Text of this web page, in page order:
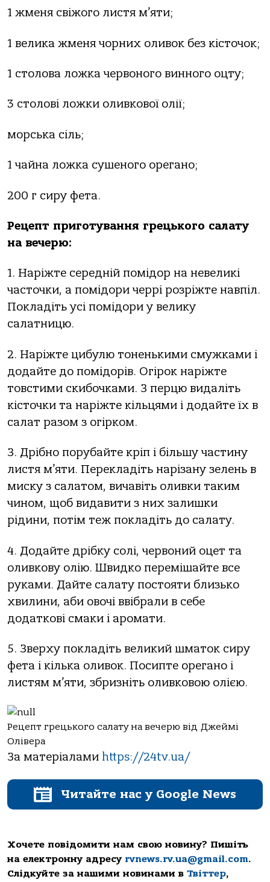
1 жменя свіжого листя м’яти;
1 велика жменя чорних оливок без кісточок;
1 столова ложка червоного винного оцту;
3 столові ложки оливкової олії;
морська сіль;
1 чайна ложка сушеного орегано;
200 г сиру фета.
Рецепт приготування грецького салату
на вечерю:
1. Наріжте середній помідор на невеликі
часточки, а помідори черрі розріжте навпіл.
Покладіть усі помідори у велику
салатницю.
2. Наріжте цибулю тоненькими смужками і
додайте до помідорів. Огірок наріжте
товстими скибочками. З перцю видаліть
кісточки та наріжте кільцями і додайте їх в
салат разом з огірком.
З. Дрібно порубайте кріп і більшу частину
листя м’яти. Перекладіть нарізану зелень в
миску з салатом, вичавіть оливки таким
чином, щоб видавити з них залишки
рідини, потім теж покладіть до салату.
4. Додайте дрібку солі, червоний оцет та
оливкову олію. Швидко перемішайте все
руками. Дайте салату постояти близько
хвилини, аби овочі ввібрали в себе
додаткові смаки і аромати.
5. Зверху покладіть великий шматок сиру
фета і кілька оливок. Посипте орегано і
листям м’яти, збризніть оливковою олією.
Рецепт грецького салату на вечерю від Джеймі
Олівера
За матеріалами https://24tv.ua/
Читайте нас у Google News
Хочете повідомити нам свою новину? Пишіть
на електронну адресу rvnews.rv.ua@gmail.com.
Слідкуйте за нашими новинами в Твіттер,